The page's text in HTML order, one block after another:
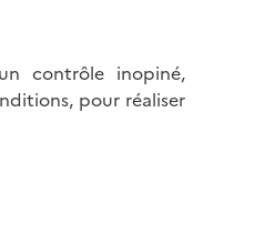
contrôle inopiné,
pour réaliser